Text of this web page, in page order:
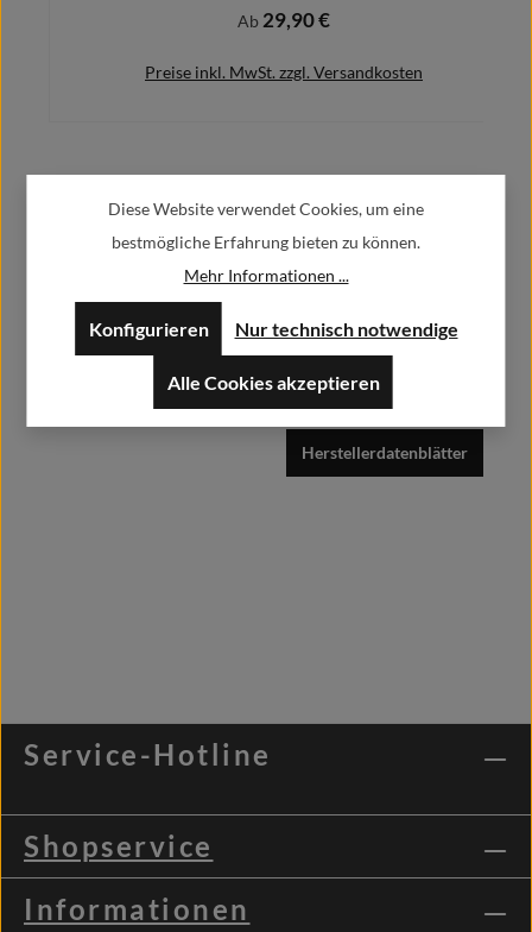
Regulärer Preis:
Ab 29,90 €
Preise inkl. MwSt. zzgl. Versandkosten
Alfa GmbH / Alfashirt
Weisweilerstr.20-22
info@alfashirt.de
Herstellerdatenblätter
Service-Hotline
Shopservice
Informationen
Diese Website verwendet Cookies, um eine
bestmögliche Erfahrung bieten zu können.
Mehr Informationen ...
Nur technisch notwendige
Konfigurieren
Alle Cookies akzeptieren